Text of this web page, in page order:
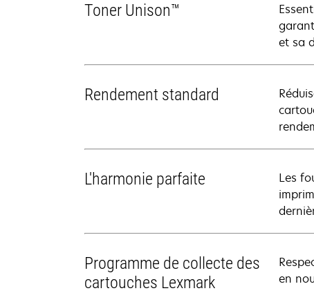
Toner Unison™
et sa
Rendement standard
L'harmonie parfaite
Les
Programme de collecte des
cartouches Lexmark
en